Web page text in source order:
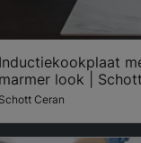
Inductiekookplaat
marmer look |
Schott Ceran